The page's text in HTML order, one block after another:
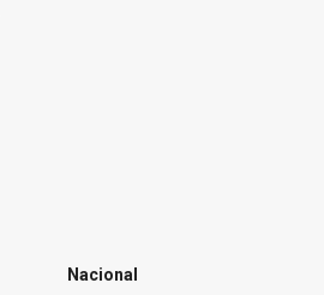
Nacional